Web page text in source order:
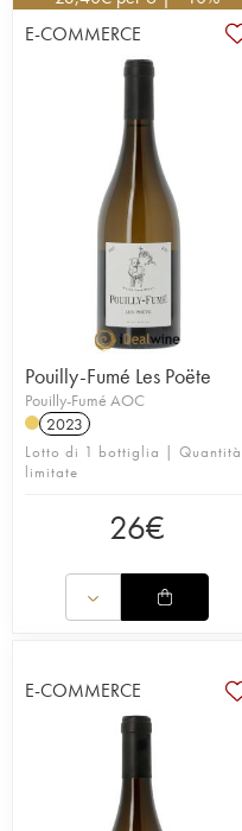
E-COMMERCE
Pouilly-Fumé Les Poëte
Pouilly-Fumé AOC
2023
Lotto di 1 bottiglia | Quantità
limitate
26€
E-COMMERCE